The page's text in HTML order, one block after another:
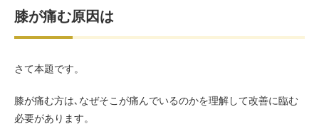
膝が痛む原因は
さて本題です。
膝が痛む方は､なぜそこが痛んでいるのかを理解して改善に臨む
必要があります。